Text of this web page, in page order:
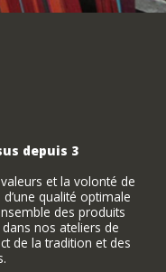
depuis 3
et la volonté de
qualité optimale
des produits
nos ateliers de
de la tradition et des